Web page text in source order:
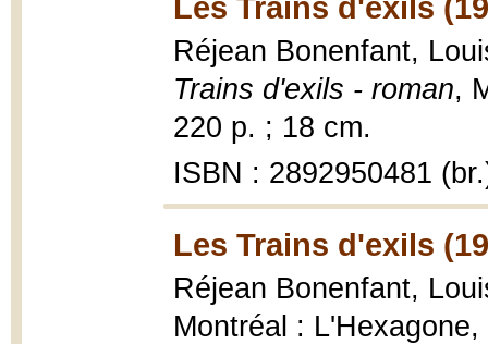
Réjean Bonenfant,
Trains d'exils - roman,
220 p. ; 18 cm.
ISBN : 2892950481
Les Trains d'exils
Réjean Bonenfant,
Montréal :